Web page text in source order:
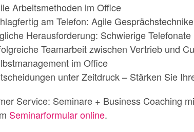
Arbeitsmethoden im Office
am Telefon: Agile
Herausforderung: Schwierige Telefonate
Teamarbeit zwischen Vertrieb und
im Office
unter Zeitdruck – Stärken Sie
Service: Seminare + Business Coaching
Seminarformular online.